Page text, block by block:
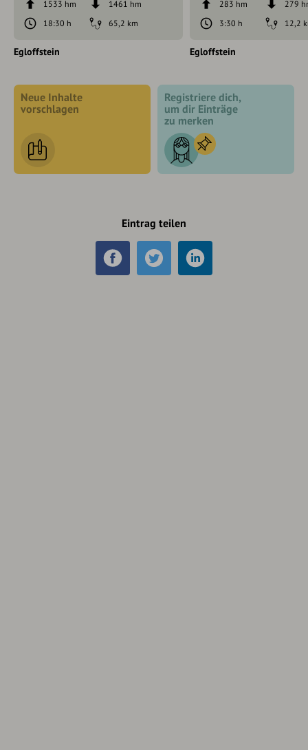
1533 hm
1461 hm
18:30 h
65,2 km
Egloffstein
283 hm
279
3:30 h
12,2
Egloffstein
Neue Inhalte
vorschlagen
Registriere dich,
um dir Einträge
zu merken
Eintrag teilen